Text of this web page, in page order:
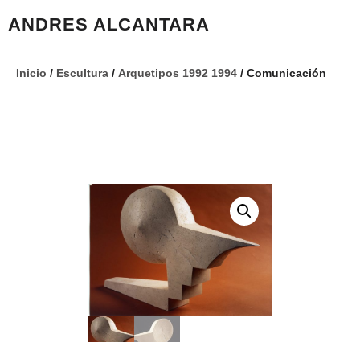
ANDRES ALCANTARA
Inicio / Escultura / Arquetipos 1992 1994 / Comunicación